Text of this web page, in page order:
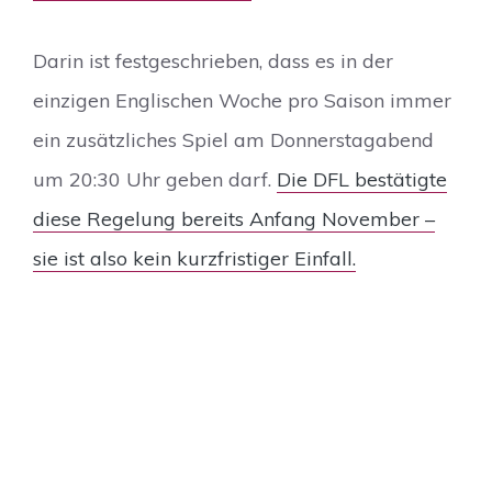
Darin ist festgeschrieben, dass es in der
einzigen Englischen Woche pro Saison immer
ein zusätzliches Spiel am Donnerstagabend
um 20:30 Uhr geben darf. Die DFL bestätigte
diese Regelung bereits Anfang November –
sie ist also kein kurzfristiger Einfall.